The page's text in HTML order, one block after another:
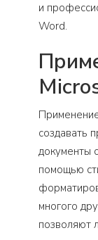
и
Word.
создавать
документы
помощью
многого
позволяют